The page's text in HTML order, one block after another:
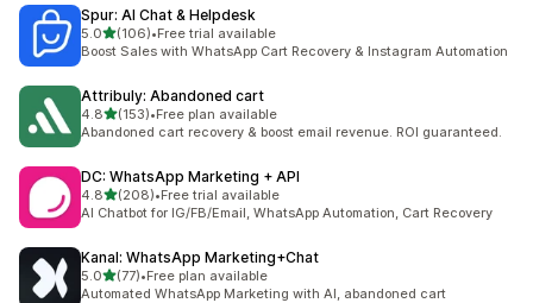
Spur: AI Chat & Helpdesk
5.05つ星中
(106)
合計レビュー数：106件
•Free trial available
Boost Sales with WhatsApp Cart Recovery & Instagram Automation
Attribuly: Abandoned cart
4.85つ星中
(153)
合計レビュー数：153件
•Free plan available
Abandoned cart recovery & boost email revenue. ROI guaranteed.
DC: WhatsApp Marketing + API
4.85つ星中
(208)
合計レビュー数：208件
•Free trial available
AI Chatbot for IG/FB/Email, WhatsApp Automation, Cart Recovery
Kanal: WhatsApp Marketing+Chat
5.05つ星中
(77)
合計レビュー数：77件
•Free plan available
Automated WhatsApp Marketing with AI, abandoned cart